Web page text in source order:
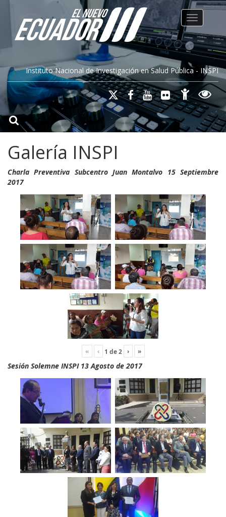
Instituto Nacional de Investigación en Salud Pública - INSPI
Toggle
Galería INSPI
Charla Preventiva Subcentro Juan Montalvo 15 Septiembre
2017
« ‹ 1 de2 › »
Sesión Solemne INSPI 13 Agosto de 2017